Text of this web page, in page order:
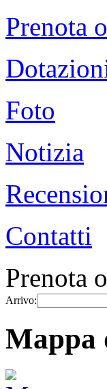
Prenota
Foto
Notizia
Contatti
Prenota
Arrivo:
Mappa